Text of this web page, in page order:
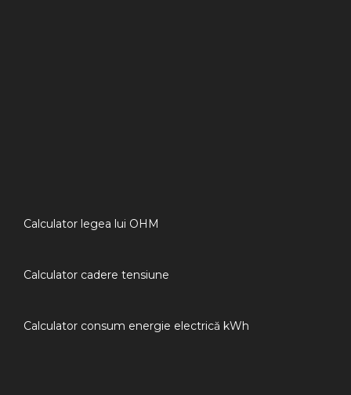
Calculator legea lui OHM
Calculator cadere tensiune
Calculator consum energie electrică kWh